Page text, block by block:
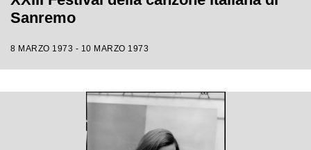
Sanremo
8 MARZO 1973 - 10 MARZO 1973